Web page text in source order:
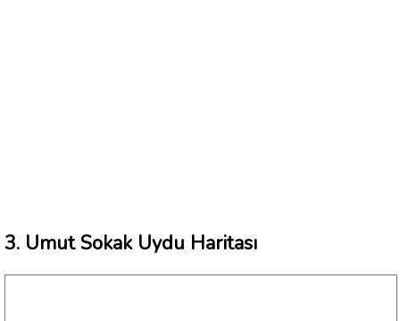
3. Umut Sokak Uydu Haritası